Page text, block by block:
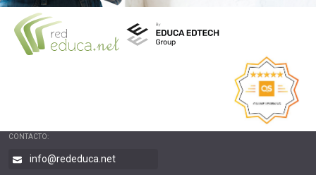
CONTACTO:
info@rededuca.net